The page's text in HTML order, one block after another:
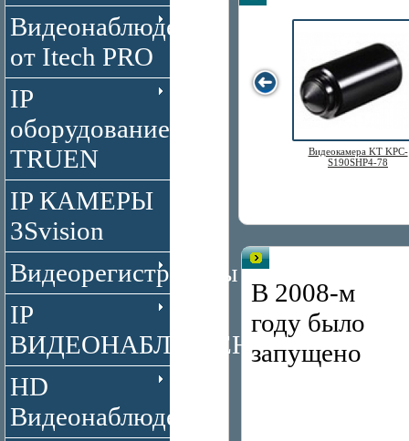
Видеонаблюдение
от Itech PRO
IP
оборудование
TRUEN
IP КАМЕРЫ
3Svision
Видеорегистраторы
IP
ВИДЕОНАБЛЮДЕНИЕ
HD
Видеонаблюдение
Видеокамера KT KPC-
S190SHP4-78
В 2008-м
году было
запущено